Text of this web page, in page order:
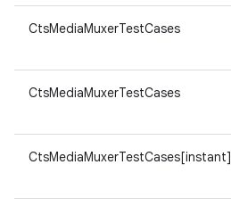
CtsMediaMuxerTestCases
CtsMediaMuxerTestCases
CtsMediaMuxerTestCases[instant]